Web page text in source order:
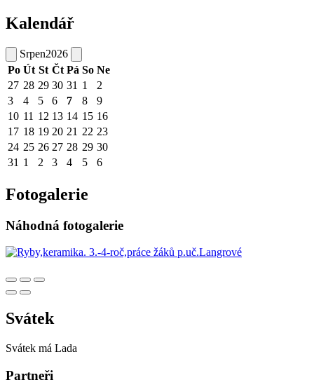
Kalendář
Srpen2026
Po Út St Čt Pá So Ne
27 28 29 30 31 1
2
3
4 5 6 7 8
9
10 11 12 13 14 15 16
17 18 19 20 21 22 23
24 25 26 27 28 29 30
31 1 2 3 4 5 6
Fotogalerie
Náhodná fotogalerie
Svátek
Svátek má Lada
Partneři